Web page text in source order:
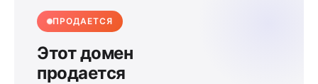
ПРОДАЕТСЯ
Этот домен
продается